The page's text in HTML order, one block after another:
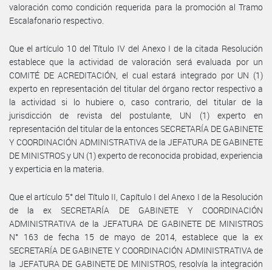
valoración como condición requerida para la promoción al Tramo
Escalafonario respectivo.
Que el artículo 10 del Título IV del Anexo I de la citada Resolución
establece que la actividad de valoración será evaluada por un
COMITÉ DE ACREDITACIÓN, el cual estará integrado por UN (1)
experto en representación del titular del órgano rector respectivo a
la actividad si lo hubiere o, caso contrario, del titular de la
jurisdicción de revista del postulante, UN (1) experto en
representación del titular de la entonces SECRETARÍA DE GABINETE
Y COORDINACIÓN ADMINISTRATIVA de la JEFATURA DE GABINETE
DE MINISTROS y UN (1) experto de reconocida probidad, experiencia
y experticia en la materia.
Que el artículo 5° del Título II, Capítulo I del Anexo I de la Resolución
de la ex SECRETARÍA DE GABINETE Y COORDINACIÓN
ADMINISTRATIVA de la JEFATURA DE GABINETE DE MINISTROS
N° 163 de fecha 15 de mayo de 2014, establece que la ex
SECRETARÍA DE GABINETE Y COORDINACIÓN ADMINISTRATIVA de
la JEFATURA DE GABINETE DE MINISTROS, resolvía la integración